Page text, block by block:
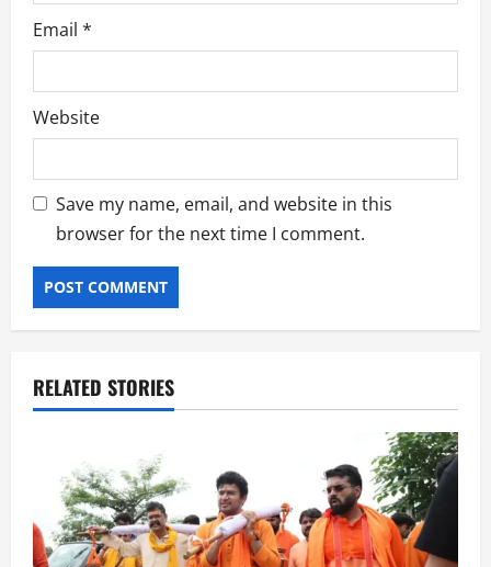
Email *
Website
Save my name, email, and website in this
browser for the next time I comment.
RELATED STORIES